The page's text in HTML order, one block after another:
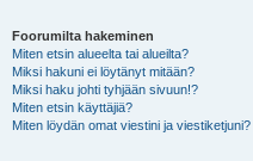
Foorumilta hakeminen
Miten etsin alueelta tai alueilta?
Miksi hakuni ei löytänyt mitään?
Miksi haku johti tyhjään sivuun!?
Miten etsin käyttäjiä?
Miten löydän omat viestini ja viestiketjuni?